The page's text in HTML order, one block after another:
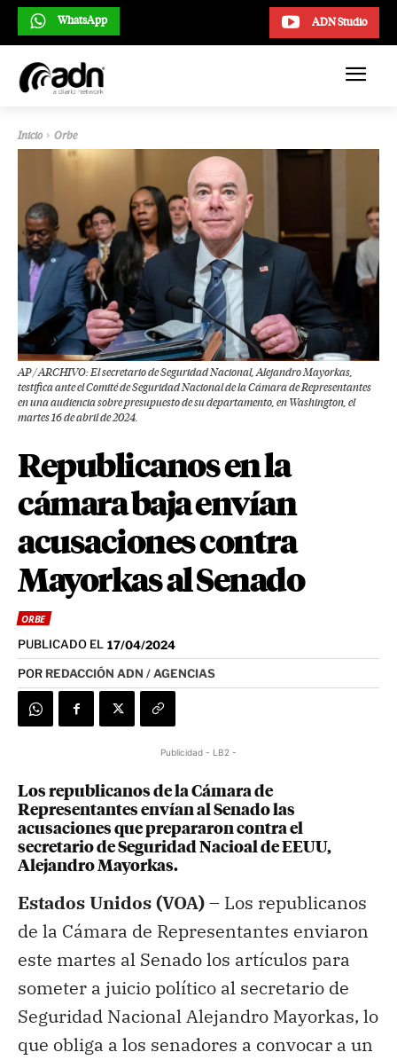
ADN Studio
WhatsApp
Inicio Orbe
AP / ARCHIVO: El secretario de Seguridad Nacional, Alejandro Mayorkas,
testifica ante el Comité de Seguridad Nacional de la Cámara de Representantes
en una audiencia sobre presupuesto de su departamento, en Washington, el
martes 16 de abril de 2024.
Republicanos en la
cámara baja envían
acusaciones contra
Mayorkas al Senado
ORBE
PUBLICADO EL 17/04/2024
POR REDACCIÓN ADN / AGENCIAS
Publicidad - LB2 -
Los republicanos de la Cámara de
Representantes envían al Senado las
acusaciones que prepararon contra el
secretario de Seguridad Nacioal de EEUU,
Alejandro Mayorkas.
Estados Unidos (VOA) – Los republicanos
de la Cámara de Representantes enviaron
este martes al Senado los artículos para
someter a juicio político al secretario de
Seguridad Nacional Alejandro Mayorkas, lo
que obliga a los senadores a convocar a un